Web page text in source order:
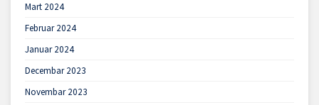
Mart 2024
Februar 2024
Januar 2024
Decembar 2023
Novembar 2023